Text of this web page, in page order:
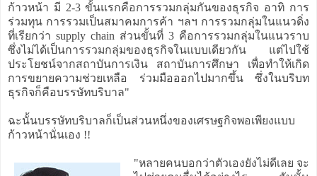
ก้าวหน้า มี 2-3 ขั้นแรกคือการรวมกลุ่มกันของธุรกิจ อาทิ การ
ร่วมทุน การรวมเป็นสมาคมการค้า ฯลฯ การรวมกลุ่มในแนวดิ่ง
ที่เรียกว่า supply chain ส่วนขั้นที่ 3 คือการรวมกลุ่มในแนวราบ
ซึ่งไม่ได้เป็นการรวมกลุ่มของธุรกิจในแบบเดียวกัน แต่ไปใช้
ประโยชน์จากสถาบันการเงิน สถาบันการศึกษา เพื่อทำให้เกิด
การขยายความช่วยเหลือ ร่วมมือออกไปมากขึ้น ซึ่งในบริบท
ธุรกิจก็คือบรรษัทบริบาล"
ฉะนั้นบรรษัทบริบาลก็เป็นส่วนหนึ่งของเศรษฐกิจพอเพียงแบบ
ก้าวหน้านั่นเอง !!
"หลายคนบอกว่าตัวเองยังไม่ดีเลย จะ